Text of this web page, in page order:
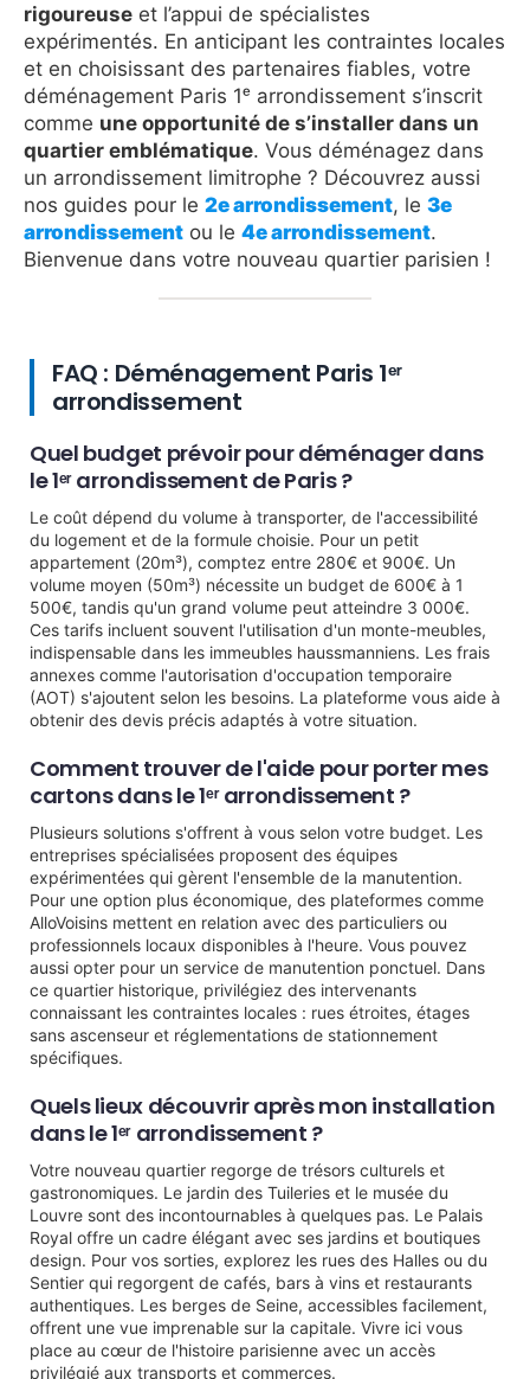
rigoureuse et l’appui de spécialistes
expérimentés. En anticipant les contraintes locales
et en choisissant des partenaires fiables, votre
déménagement Paris 1ᵉ arrondissement s’inscrit
comme une opportunité de s’installer dans un
quartier emblématique. Vous déménagez dans
un arrondissement limitrophe ? Découvrez aussi
nos guides pour le 2e arrondissement, le 3e
arrondissement ou le 4e arrondissement.
Bienvenue dans votre nouveau quartier parisien !
FAQ : Déménagement Paris 1ᵉʳ
arrondissement
Quel budget prévoir pour déménager dans
le 1ᵉʳ arrondissement de Paris ?
Le coût dépend du volume à transporter, de l'accessibilité
du logement et de la formule choisie. Pour un petit
appartement (20m³), comptez entre 280€ et 900€. Un
volume moyen (50m³) nécessite un budget de 600€ à 1
500€, tandis qu'un grand volume peut atteindre 3 000€.
Ces tarifs incluent souvent l'utilisation d'un monte-meubles,
indispensable dans les immeubles haussmanniens. Les frais
annexes comme l'autorisation d'occupation temporaire
(AOT) s'ajoutent selon les besoins. La plateforme vous aide à
obtenir des devis précis adaptés à votre situation.
Comment trouver de l'aide pour porter mes
cartons dans le 1ᵉʳ arrondissement ?
Plusieurs solutions s'offrent à vous selon votre budget. Les
entreprises spécialisées proposent des équipes
expérimentées qui gèrent l'ensemble de la manutention.
Pour une option plus économique, des plateformes comme
AlloVoisins mettent en relation avec des particuliers ou
professionnels locaux disponibles à l'heure. Vous pouvez
aussi opter pour un service de manutention ponctuel. Dans
ce quartier historique, privilégiez des intervenants
connaissant les contraintes locales : rues étroites, étages
sans ascenseur et réglementations de stationnement
spécifiques.
Quels lieux découvrir après mon installation
dans le 1ᵉʳ arrondissement ?
Votre nouveau quartier regorge de trésors culturels et
gastronomiques. Le jardin des Tuileries et le musée du
Louvre sont des incontournables à quelques pas. Le Palais
Royal offre un cadre élégant avec ses jardins et boutiques
design. Pour vos sorties, explorez les rues des Halles ou du
Sentier qui regorgent de cafés, bars à vins et restaurants
authentiques. Les berges de Seine, accessibles facilement,
offrent une vue imprenable sur la capitale. Vivre ici vous
place au cœur de l'histoire parisienne avec un accès
privilégié aux transports et commerces.